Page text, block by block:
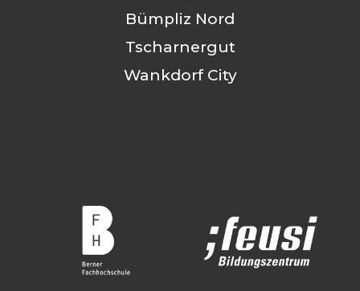
Bümpliz Nord
Tscharnergut
Wankdorf City